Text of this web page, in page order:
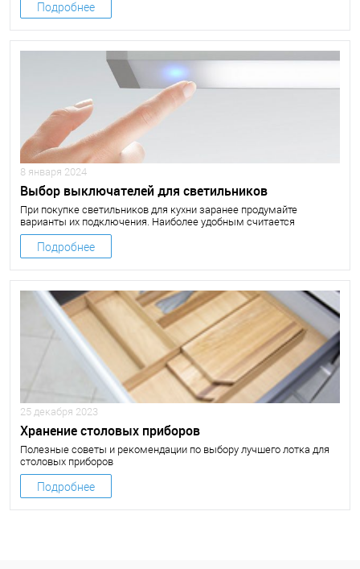
Подробнее
8 января 2024
Выбор выключателей для светильников
При покупке светильников для кухни заранее продумайте
варианты их подключения. Наиболее удобным считается
подключение осветительных приборов по-отдельности.
Подробнее
25 декабря 2023
Хранение столовых приборов
Полезные советы и рекомендации по выбору лучшего лотка для
столовых приборов
Подробнее